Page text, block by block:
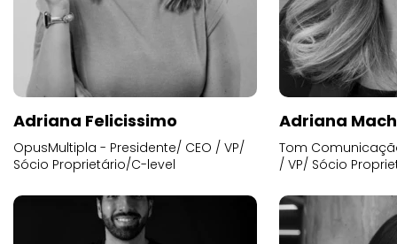
Adriana Felicissimo
OpusMultipla - Presidente/ CEO / VP/
Sócio Proprietário/C-level
Adriana
Tom
/ VP/ Sócio